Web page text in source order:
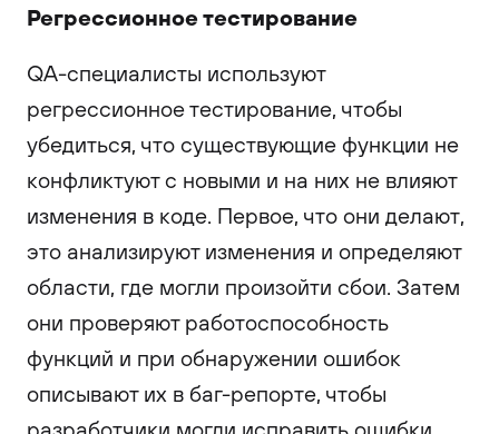
Регрессионное тестирование
QA-специалисты используют
регрессионное тестирование, чтобы
убедиться, что существующие функции не
конфликтуют с новыми и на них не влияют
изменения в коде. Первое, что они делают,
это анализируют изменения и определяют
области, где могли произойти сбои. Затем
они проверяют работоспособность
функций и при обнаружении ошибок
описывают их в баг-репорте, чтобы